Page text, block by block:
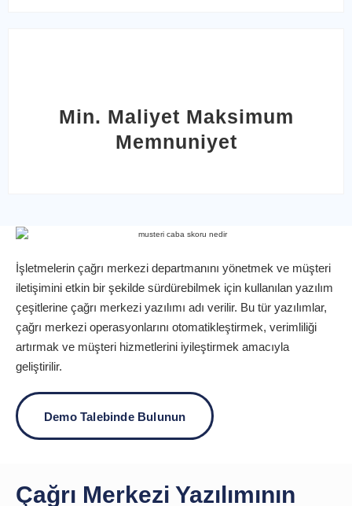
Min. Maliyet Maksimum
Memnuniyet
İşletmelerin çağrı merkezi departmanını yönetmek ve müşteri
iletişimini etkin bir şekilde sürdürebilmek için kullanılan yazılım
çeşitlerine çağrı merkezi yazılımı adı verilir. Bu tür yazılımlar,
çağrı merkezi operasyonlarını otomatikleştirmek, verimliliği
artırmak ve müşteri hizmetlerini iyileştirmek amacıyla
geliştirilir.
Demo Talebinde Bulunun
Çağrı Merkezi Yazılımının